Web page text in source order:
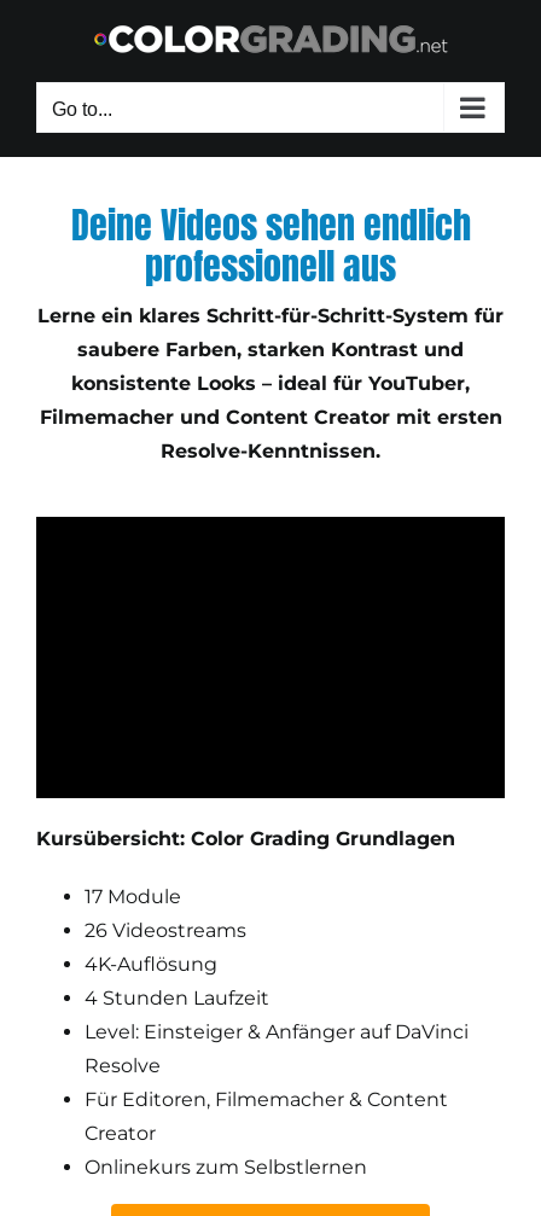
content
Go to...
Deine Videos sehen endlich
professionell aus
Lerne ein klares Schritt-für-Schritt-System für
saubere Farben, starken Kontrast und
konsistente Looks – ideal für YouTuber,
Filmemacher und Content Creator mit ersten
Resolve-Kenntnissen.
Kursübersicht: Color Grading Grundlagen
17 Module
26 Videostreams
4K-Auflösung
4 Stunden Laufzeit
Level: Einsteiger & Anfänger auf DaVinci
Resolve
Für Editoren, Filmemacher & Content
Creator
Onlinekurs zum Selbstlernen